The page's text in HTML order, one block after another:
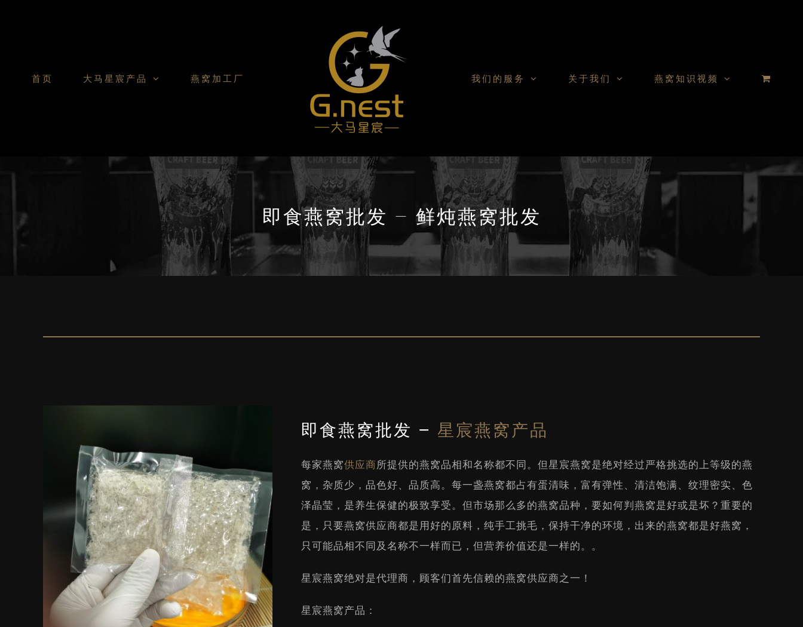
首页 大马星宸产品 燕窝加工厂 我们的服务 关于我们 燕窝知识视频
即食燕窝批发 – 鲜炖燕窝批发
即食燕窝批发 – 星宸燕窝产品
每家燕窝供应商所提供的燕窝品相和名称都不同。但星宸燕窝是绝对经过严格挑选的上等级的燕
窝，杂质少，品色好、品质高。每一盏燕窝都占有蛋清味，富有弹性、清洁饱满、纹理密实、色
泽晶莹，是养生保健的极致享受。但市场那么多的燕窝品种，要如何判燕窝是好或是坏？重要的
是，只要燕窝供应商都是用好的原料，纯手工挑毛，保持干净的环境，出来的燕窝都是好燕窝，
只可能品相不同及名称不一样而已，但营养价值还是一样的。。
星宸燕窝绝对是代理商，顾客们首先信赖的燕窝供应商之一！
星宸燕窝产品：